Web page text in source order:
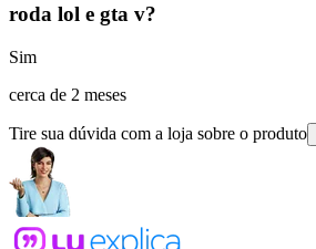
roda lol e gta v?
Sim
cerca de 2 meses
Tire sua dúvida com a loja sobre o produto